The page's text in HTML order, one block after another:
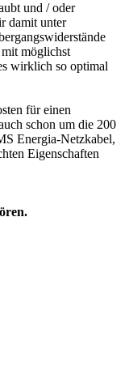
und / oder
damit unter
möglichst
wirklich so optimal
für einen
schon um die 200
Energia-Netzkabel,
Eigenschaften